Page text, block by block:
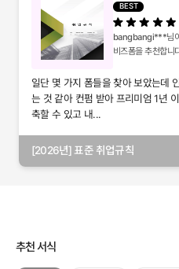
BEST
bangbangi***님
비즈폼을 추천합니
일단 몇 가지 폼들을 찾아 보았는데
는 것 같아 컨펌 받아 프리미엄 1년
축할 수 있고 내...
[2026년] 표준 취업규칙
추천 서식